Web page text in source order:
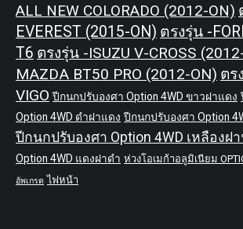
ALL NEW COLORADO (2012-ON)
EVEREST (2015-ON) ตรงรุ่น -
T6 ตรงรุ่น -ISUZU V-CROSS
MAZDA BT50 PRO (2012-ON) ตร
VIGO ปีกนกปรับองศา Option 4WD ขาวฝาแดง
Option 4WD ดำฝาแดง ปีกนกปรับองศา Option
ปีกนกปรับองศา Option 4WD เหลืองฝ
Option 4WD แดงฝาดำ ห่วงโอเมก้าอลูมิเนียม
อัพเกรด ไฟหน้า